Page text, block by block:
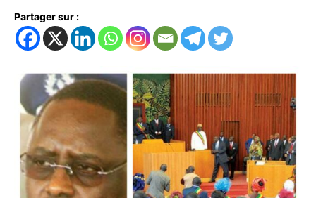
Partager sur :